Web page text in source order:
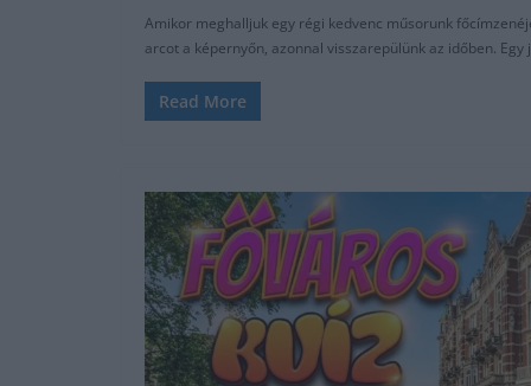
Amikor meghalljuk egy régi kedvenc műsorunk
arcot a képernyőn, azonnal visszarepülünk az időben. Egy
Read More